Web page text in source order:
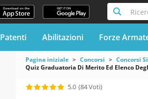
Patenti Abilitazioni Forze
Pagina iniziale Concorsi
Concorsi
Quiz Graduatoria Di Merito Ed Elenco
5.0 (84 Voti)